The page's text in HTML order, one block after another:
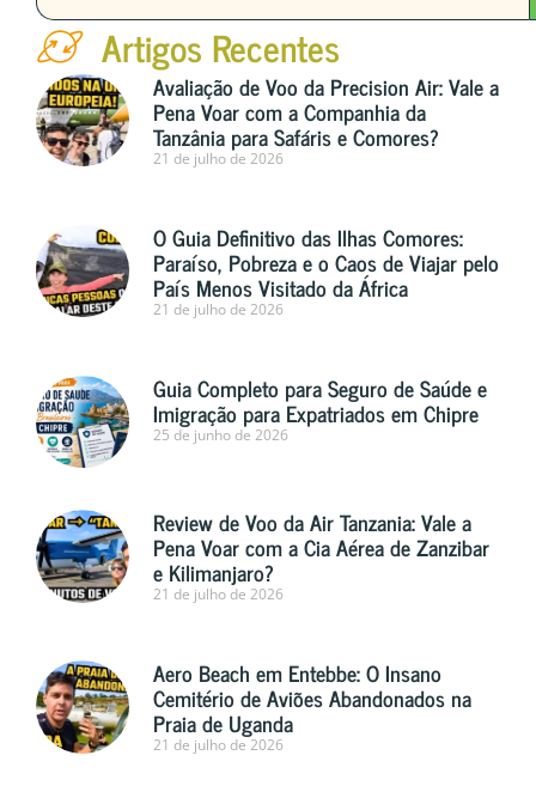
Artigos Recentes
Avaliação de Voo da Precision Air: Vale a
Pena Voar com a Companhia da
Tanzânia para Safáris e Comores?
21 de julho de 2026
O Guia Definitivo das Ilhas Comores:
Paraíso, Pobreza e o Caos de Viajar pelo
País Menos Visitado da África
21 de julho de 2026
Guia Completo para Seguro de Saúde e
Imigração para Expatriados em Chipre
25 de junho de 2026
Review de Voo da Air Tanzania: Vale a
Pena Voar com a Cia Aérea de Zanzibar
e Kilimanjaro?
21 de julho de 2026
Aero Beach em Entebbe: O Insano
Cemitério de Aviões Abandonados na
Praia de Uganda
21 de julho de 2026